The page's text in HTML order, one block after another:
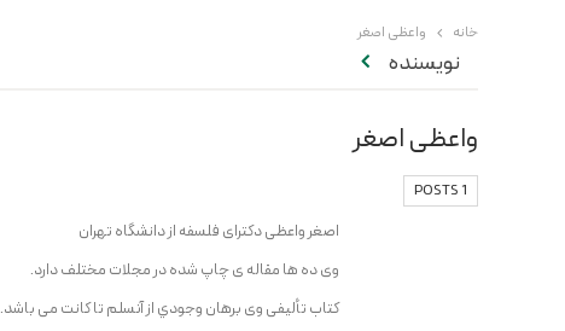
خانه واعظی اصغر
نویسنده
واعظی اصغر
1 POSTS
اصغر واعظی دکترای فلسفه از دانشگاه تهران
وی ده ها مقاله ی چاپ شده در مجلات مختلف دارد.
کتاب تألیفی وی برهان وجودي از آنسلم تا كانت می باشد.